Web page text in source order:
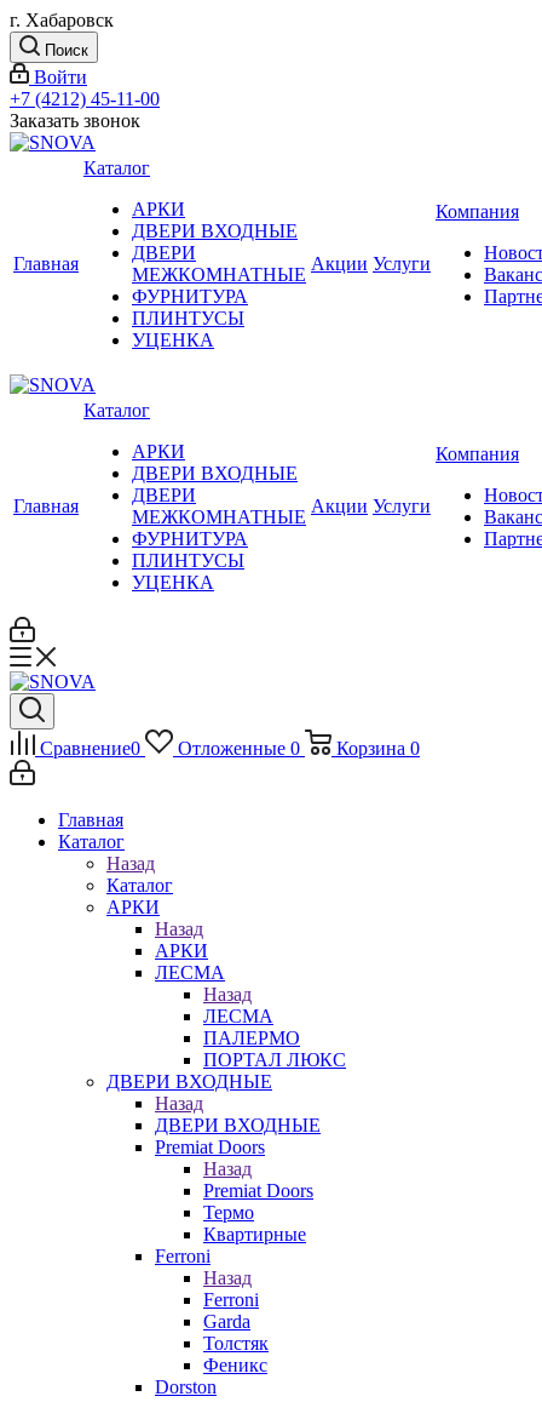
г. Хабаровск
Поиск
Войти
+7 (4212) 45-11-00
Заказать звонок
Главная
Каталог
АРКИ
ДВЕРИ ВХОДНЫЕ
ДВЕРИ
МЕЖКОМНАТНЫЕ
ФУРНИТУРА
ПЛИНТУСЫ
УЦЕНКА
Акции Услуги
Компания
Главная
Каталог
АРКИ
ДВЕРИ ВХОДНЫЕ
ДВЕРИ
МЕЖКОМНАТНЫЕ
ФУРНИТУРА
ПЛИНТУСЫ
УЦЕНКА
Акции Услуги
Компания
Сравнение0 Отложенные 0 Корзина 0
Главная
Каталог
Назад
Каталог
АРКИ
Назад
АРКИ
ЛЕСМА
Назад
ЛЕСМА
ПАЛЕРМО
ПОРТАЛ ЛЮКС
ДВЕРИ ВХОДНЫЕ
Назад
ДВЕРИ ВХОДНЫЕ
Premiat Doors
Назад
Premiat Doors
Термо
Квартирные
Ferroni
Назад
Ferroni
Garda
Толстяк
Феникс
Dorston